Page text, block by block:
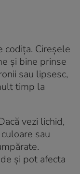
Cireșele
și bine prinse
sau lipsesc,
timp la
vezi lichid,
sau
și pot afecta